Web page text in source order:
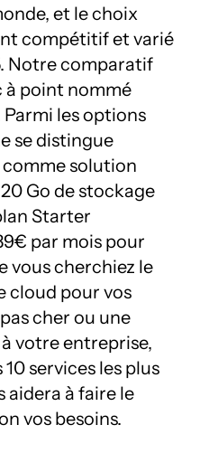
et le choix
compétitif et varié
Notre comparatif
à point nommé
les options
se distingue
solution
Go de stockage
Starter
par mois pour
vous cherchiez le
cloud pour vos
cher ou une
votre entreprise,
services les plus
aidera à faire le
vos besoins.